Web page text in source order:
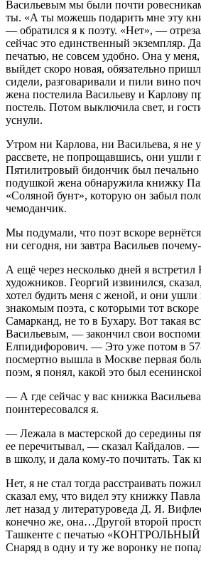
Васильевым мы были почти
ты. «А ты можешь подарить мне эту
— обратился я к поэту. «Нет», —
сейчас это единственный экземпляр.
печатью, не совсем удобно. Она у
выйдет скоро новая, обязательно
сидели, разговаривали и пили вино
жена постелила Васильеву и Карлову
постель. Потом выключила свет, и
уснули.
Утром ни Карлова, ни Васильева, я не
рассвете, не попрощавшись, они ушли
Пятилитровый бидончик был печально
подушкой жена обнаружила книжку
«Соляной бунт», которую он забыл
чемоданчик.
Мы подумали, что поэт вскоре
ни сегодня, ни завтра Васильев
А ещё через несколько дней я
художников. Георгий извинился,
хотел будить меня с женой, и они ушли
знакомым поэта, с которыми тот вскоре
Самарканд, не то в Бухару. Вот такая
Васильевым, — закончил свои
Елпидифорович. — Это уже потом в 57-
посмертно вышла в Москве первая
поэм, я понял, какой это был
— А где сейчас у вас книжка
поинтересовался я.
— Лежала в мастерской до середины
ее перечитывал, — сказал Кайдалов.
в школу, и дала кому-то почитать. Так
Нет, я не стал тогда расстраивать
сказал ему, что видел эту книжку
лет назад у литературоведа Д. Я.
конечно же, она…Другой второй
Ташкенте с печатью
Снаряд в одну и ту же воронку не